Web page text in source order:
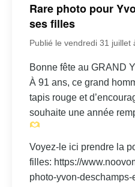
Rare photo pour
ses filles
Publié le vendredi 31 juillet
Bonne fête au GRAND
À 91 ans, ce grand
tapis rouge et
souhaite une année
Voyez-le ici prendre la
filles: https://
photo-yvon-deschamps-